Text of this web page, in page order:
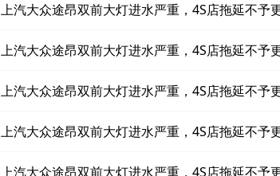
上汽大众途昂双前大灯进水严重，4S店拖延不予
上汽大众途昂双前大灯进水严重，4S店拖延不予
上汽大众途昂双前大灯进水严重，4S店拖延不予
上汽大众途昂双前大灯进水严重，4S店拖延不予
上汽大众途昂双前大灯进水严重，4S店拖延不予